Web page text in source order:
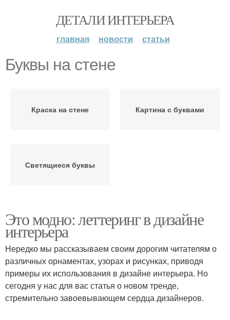
ДЕТАЛИ ИНТЕРЬЕРА
главная новости статьи
Буквы на стене
Краска на стене Картина с буквами
Светящиеся буквы
Это модно: леттеринг в дизайне
интерьера
Нередко мы рассказываем своим дорогим читателям о
различных орнаментах, узорах и рисунках, приводя
примеры их использования в дизайне интерьера. Но
сегодня у нас для вас статья о новом тренде,
стремительно завоевывающем сердца дизайнеров.